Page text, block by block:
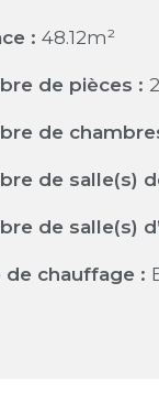
: 48.12m²
de pièces :
de
de salle(s)
de salle(s)
de chauffage :